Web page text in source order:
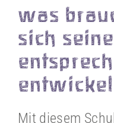
was
sich
Mit diesem